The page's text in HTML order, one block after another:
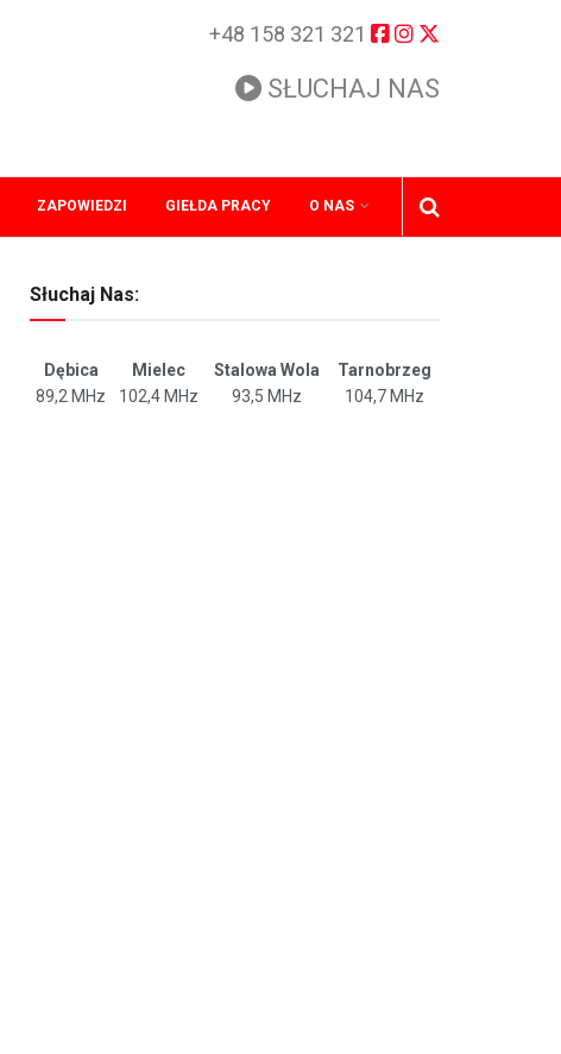
+48 158 321 321
SŁUCHAJ NAS
ZAPOWIEDZI GIEŁDA PRACY O NAS
Słuchaj Nas:
Dębica Mielec Stalowa Wola
Tarnobrzeg
89,2 MHz
102,4 MHz 93,5 MHz 104,7 MHz